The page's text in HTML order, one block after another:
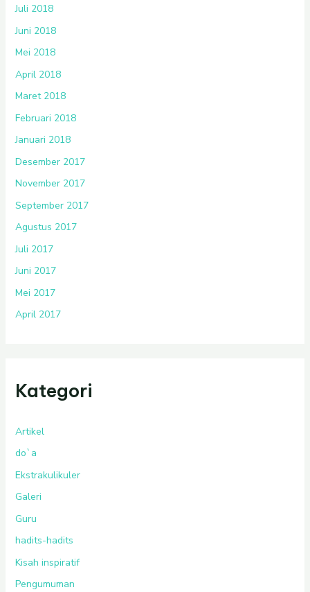
Juli 2018
Juni 2018
Mei 2018
April 2018
Maret 2018
Februari 2018
Januari 2018
Desember 2017
November 2017
September 2017
Agustus 2017
Juli 2017
Juni 2017
Mei 2017
April 2017
Kategori
Artikel
do`a
Ekstrakulikuler
Galeri
Guru
hadits-hadits
Kisah inspiratif
Pengumuman